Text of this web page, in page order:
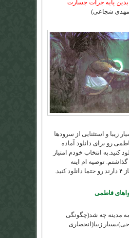
بدين پايه جرات جسارت
شجاعی)
زیبا و استثنایی از سرودها
رو برای دانلود آماده
کنید.به انتخاب خودم امتياز
بندي بين ۲ تا ۴ گذاشتم. توصيه ام اينه
فاطمی
مدینه چه شد(چگونگی
زیبا(انحصاری